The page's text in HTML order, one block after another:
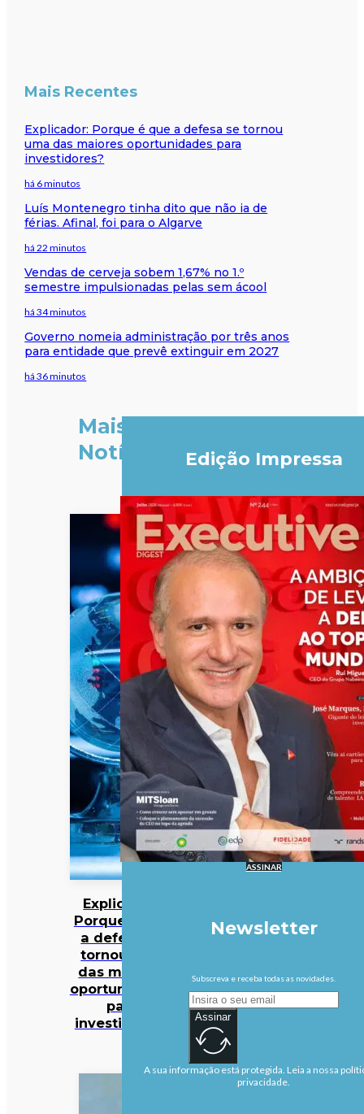
Mais Recentes
Explicador: Porque é que a defesa se tornou
uma das maiores oportunidades para
investidores?
há 6 minutos
Luís Montenegro tinha dito que não ia de
férias. Afinal, foi para o Algarve
há 22 minutos
Vendas de cerveja sobem 1,67% no 1.º
semestre impulsionadas pelas sem ácool
há 34 minutos
Governo nomeia administração por três anos
para entidade que prevê extinguir em 2027
há 36 minutos
Mais
Notícias
Explicador:
Porque é que
a defesa se
tornou uma
das maiores
oportunidades
para
investidores?
Edição Impressa
ASSINAR
Newsletter
Subscreva e receba todas as novidades.
Assinar
A sua informação está protegida. Leia a nossa
privacidade.